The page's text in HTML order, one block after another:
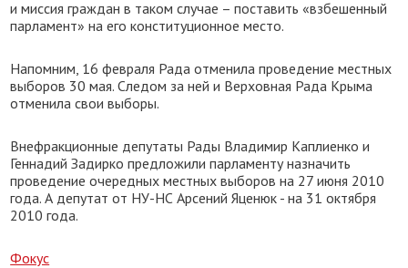
и миссия граждан в таком случае – поставить «взбешенный
парламент» на его конституционное место.
Напомним, 16 февраля Рада отменила проведение местных
выборов 30 мая. Следом за ней и Верховная Рада Крыма
отменила свои выборы.
Внефракционные депутаты Рады Владимир Каплиенко и
Геннадий Задирко предложили парламенту назначить
проведение очередных местных выборов на 27 июня 2010
года. А депутат от НУ-НС Арсений Яценюк - на 31 октября
2010 года.
Фокус